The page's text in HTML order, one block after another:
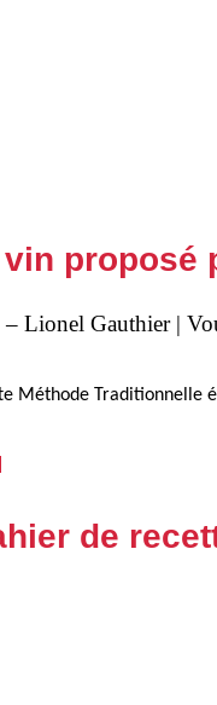
proposé
Lionel Gauthier |
Méthode Traditionnelle
de